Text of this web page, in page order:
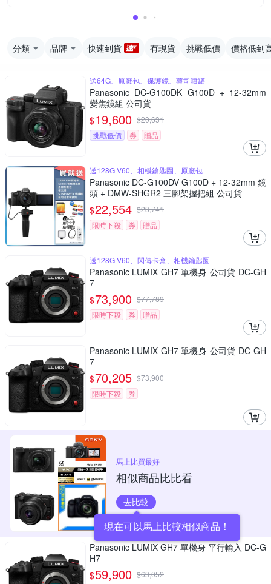
分類 品牌 快速到貨 有現貨 挑戰低價 價格低到
送64G、原廠包、保護鏡、蔡司噴罐
Panasonic DC-G100DK G100D + 12-32mm
變焦鏡組 公司貨
$19,600 $20,631
挑戰低價
券 贈品
送128G V60、相機鑰匙圈、原廠包
Panasonic DC-G100DV G100D + 12-32mm 鏡
頭 + DMW-SHGR2 三腳架握把組 公司貨
$22,554 $23,741
限時下殺
券 贈品
送128G V60、閃傳卡盒、相機鑰匙圈
Panasonic LUMIX GH7 單機身 公司貨 DC-GH
7
$73,900 $77,789
限時下殺
券 贈品
Panasonic LUMIX GH7 單機身 公司貨 DC-GH
7
$70,205 $73,900
限時下殺
券
馬上比買最好
相似商品比比看
去比較
現在可以馬上比較相似商品！
Panasonic LUMIX GH7 單機身 平行輸入 DC-G
H7
$59,900 $63,052